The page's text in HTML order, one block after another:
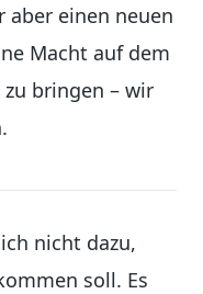
aber einen neuen
Macht auf dem
bringen – wir
nicht dazu,
soll. Es